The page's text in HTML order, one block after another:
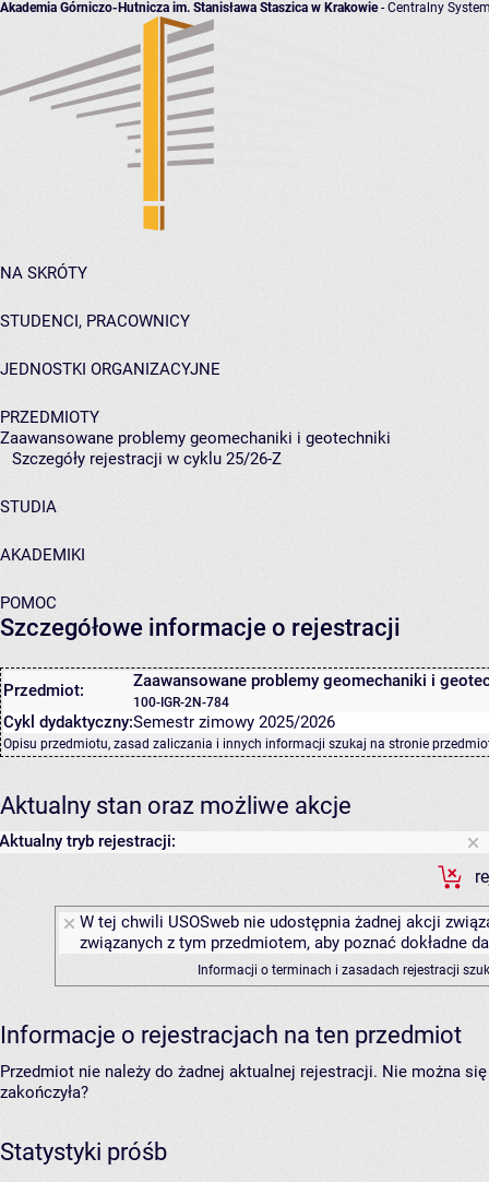
Akademia Górniczo-Hutnicza im. Stanisława Staszica w Krakowie- Centralny
NA SKRÓTY
STUDENCI, PRACOWNICY
JEDNOSTKI ORGANIZACYJNE
PRZEDMIOTY
Zaawansowane problemy geomechaniki i geotechniki
Szczegóły rejestracji w cyklu 25/26-Z
STUDIA
AKADEMIKI
POMOC
Szczegółowe informacje o rejestracji
Przedmiot: Zaawansowane problemy geomechaniki i
100-IGR-2N-784
Cykl dydaktyczny:Semestr zimowy 2025/2026
Opisu przedmiotu, zasad zaliczania i innych informacji szukaj na stronie
Aktualny stan oraz możliwe akcje
Aktualny tryb rejestracji:
W tej chwili USOSweb nie udostępnia żadnej akcji
związanych z tym przedmiotem, aby poznać dokładne
Informacji o terminach i zasadach rejestracji
Informacje o rejestracjach na ten przedmiot
Przedmiot nie należy do żadnej aktualnej rejestracji. Nie można
zakończyła?
Statystyki próśb